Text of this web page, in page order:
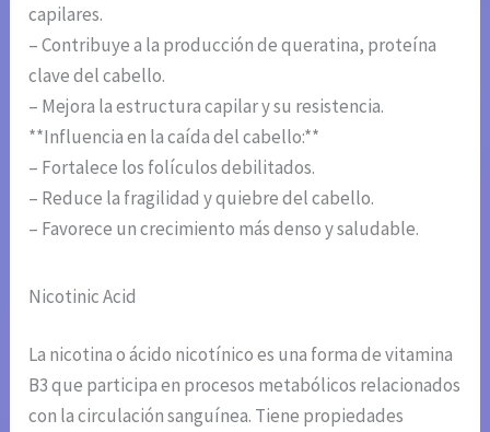
capilares.
– Contribuye a la producción de queratina, proteína
clave del cabello.
– Mejora la estructura capilar y su resistencia.
**Influencia en la caída del cabello:**
– Fortalece los folículos debilitados.
– Reduce la fragilidad y quiebre del cabello.
– Favorece un crecimiento más denso y saludable.
Nicotinic Acid
La nicotina o ácido nicotínico es una forma de vitamina
B3 que participa en procesos metabólicos relacionados
con la circulación sanguínea. Tiene propiedades